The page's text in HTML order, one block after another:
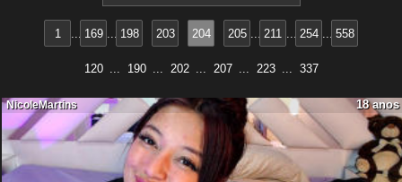
1 169 198 203 204 205 211 254 558
120 190 202 207 223 337
NicoleMartins 18 anos